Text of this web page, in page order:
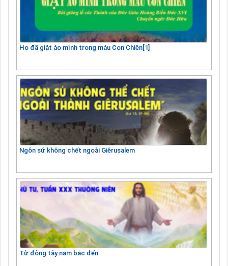
Họ đã giặt áo mình trong máu Con Chiên[1]
Ngôn sứ không chết ngoài Giêrusalem
Từ đông tây nam bắc đến